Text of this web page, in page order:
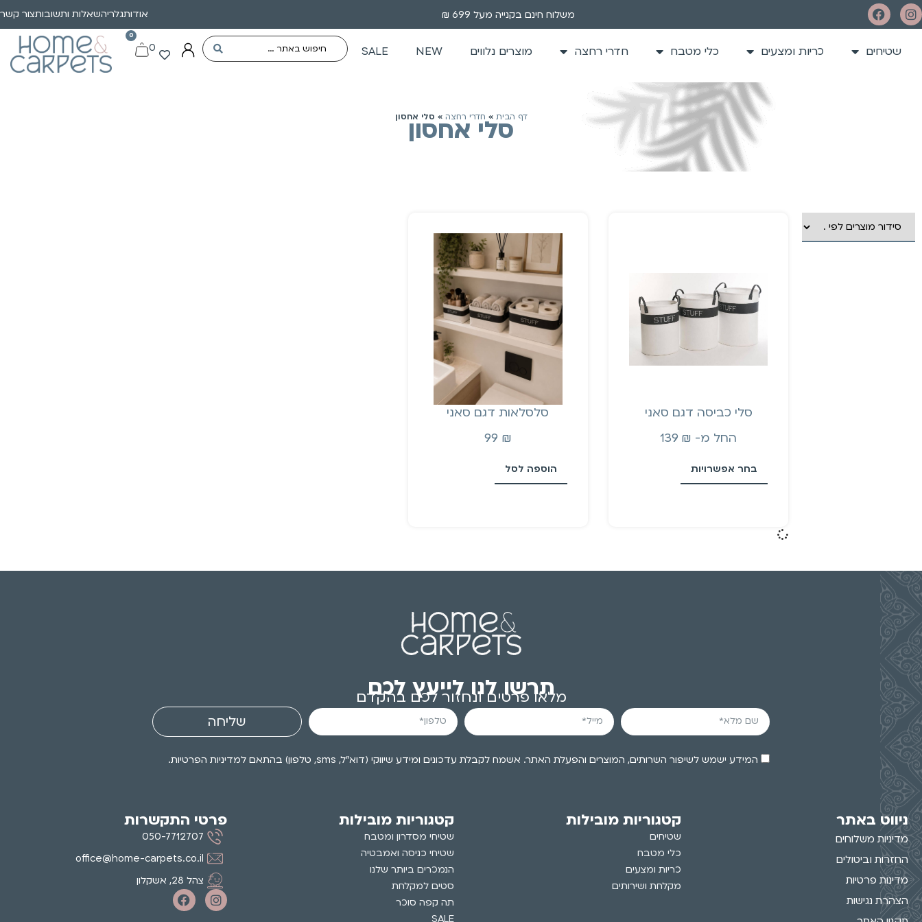
משלוח חינם בקנייה מעל 699 ₪ אודותגלריהשאלות ותשובותצור קשר
שטיחים כריות ומצעים כלי מטבח חדרי רחצה מוצרים נלווים NEW
SALE
0
0
דף הבית » חדרי רחצה » סלי אחסון
סלי אחסון
סלי כביסה דגם סאני
החל מ-
139 ₪
בחר אפשרויות
סלסלאות דגם סאני
99 ₪
הוספה לסל
תרשו לנו לייעץ לכם
מלאו פרטים ונחזור לכם בהקדם
המידע ישמש לשיפור השרותים, המוצרים והפעלת האתר. אשמח לקבלת עדכונים ומידע שיווקי (דוא״ל, sms, טלפון) בהתאם למדיניות הפרטיות.
שליחה
ניווט באתר
מדיניות משלוחים
החזרות וביטולים
מדינות פרטיות
הצהרת נגישות
קטגוריות מובילות
שטיחים
כלי מטבח
כריות ומצעים
מקלחת ושירותים
קטגוריות מובילות
שטיחי מסדרון ומטבח
שטיחי כניסה ואמבטיה
הנמכרים ביותר שלנו
סטים למקלחת
תה קפה סוכר
SALE
פרטי התקשרות
050-7712707
office@home-carpets.co.il
צהל 28, אשקלון